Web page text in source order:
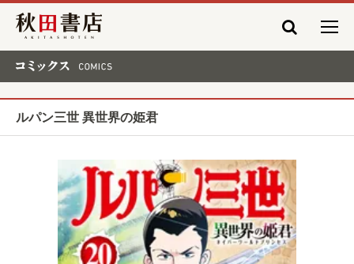
秋田書店
ルパン三世 異世界の姫君